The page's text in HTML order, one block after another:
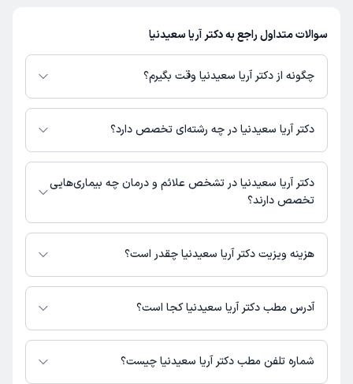
سوالات متداول راجع به دکتر آریا سعیدنیا
چگونه از دکتر آریا سعیدنیا وقت بگیرم؟
در صورتی کهدکتر آریا سعیدنیادارای پروفایل فعال و نوبت‌دهی باز در پلتفرم
دکترتو باشند، می‌توانید از طریق این پلتفرم برای دریافت نوبت اقدام کنید. در
مطب، شماره تماس، برنامه حضور در مطب، تصاویر پزشک، ساعات کاری و سایر
اطلاعات مرتبط با خدمات پزشکی و نوبت‌گیری ممکن است در پروفایل ایشان در
دکترتو در دسترس باشد
دکتر آریا سعیدنیا در چه رشته‌ای تخصص دارد؟
دکتر آریا سعیدنیا در رشته‌های زیر (دندان پزشکی) تخصص دارند:
دندانپزشک
دکتر آریا سعیدنیا در تشخص علائم و درمان چه بیماری‌هایی
تخصص دارند؟
دکتر آریا سعیدنیا در تشخیص علائم و درمان بیماری‌های مرتبط با دندانپزشک
فعالیت می‌کنند.
هزینه ویزیت دکتر آریا سعیدنیا چقدر است؟
برای اطلاع از هزینه ویزیت دکتر آریا سعیدنیا، لازم است با مطب تماس بگیرید.
آدرس مطب دکتر آریا سعیدنیا کجا است؟
دکتر آریا سعیدنیا 1 مطب فعال دارند. آدرس مطب‌های دکتر آریا سعیدنیا به شرح
زیر است.
شماره تلفن مطب دکتر آریا سعیدنیا چیست؟